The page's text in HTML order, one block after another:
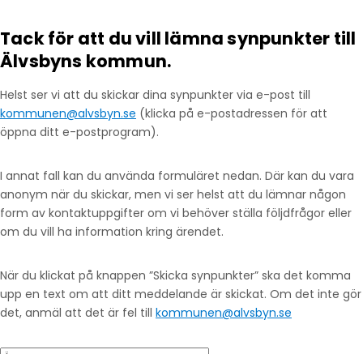
Tack för att du vill lämna synpunkter till
Älvsbyns kommun.
Helst ser vi att du skickar dina synpunkter via e-post till
kommunen@alvsbyn.se (klicka på e-postadressen för att
öppna ditt e-postprogram).
I annat fall kan du använda formuläret nedan. Där kan du vara
anonym när du skickar, men vi ser helst att du lämnar någon
form av kontaktuppgifter om vi behöver ställa följdfrågor eller
om du vill ha information kring ärendet.
När du klickat på knappen ”Skicka synpunkter” ska det komma
upp en text om att ditt meddelande är skickat. Om det inte gör
det, anmäl att det är fel till kommunen@alvsbyn.se
Ämne